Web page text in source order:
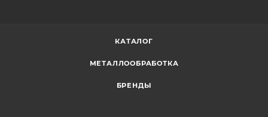
КАТАЛОГ
МЕТАЛЛООБРАБОТКА
БРЕНДЫ